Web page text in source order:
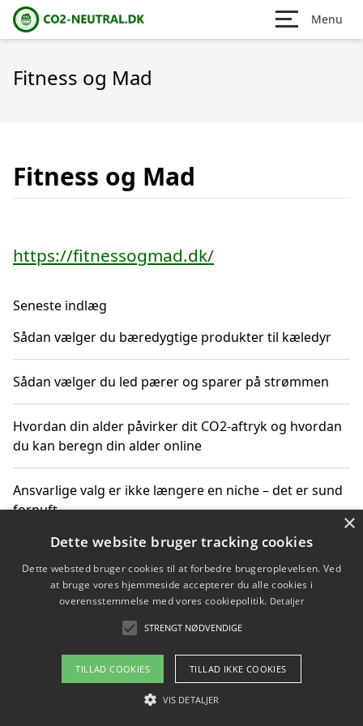
Menu
Fitness og Mad
Fitness og Mad
https://fitnessogmad.dk/
Seneste indlæg
Sådan vælger du bæredygtige produkter til kæledyr
Sådan vælger du led pærer og sparer på strømmen
Hvordan din alder påvirker dit CO2-aftryk og hvordan
du kan beregn din alder online
Ansvarlige valg er ikke længere en niche – det er sund
fornuft
Sådan kan du handle bæredygtigt og bestil med
faktura
Om / kontakt
Blog Betingelser
×
Dette website bruger tracking cookies
Dette websted bruger cookies til at forbedre brugeroplevelsen. Ved
at bruge vores hjemmeside accepterer du alle cookies i
overensstemmelse med vores cookiepolitik. Detaljer
STRENGT NØDVENDIGE
TILLAD COOKIES TILLAD IKKE COOKIES
VIS DETALJER